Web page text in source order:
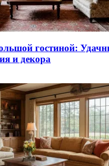
гостиной:
и декора